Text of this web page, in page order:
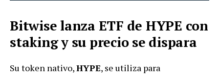
Bitwise lanza ETF de HYPE con
staking y su precio se dispara
Su token nativo,HYPE, se utiliza para